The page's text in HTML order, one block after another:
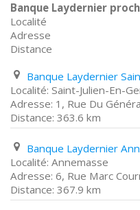
Banque Laydernier
Localité
Adresse
Distance
Saint-Julien-En-
1, Rue Du
363.6 km
Annemasse
6, Rue Marc
367.9 km